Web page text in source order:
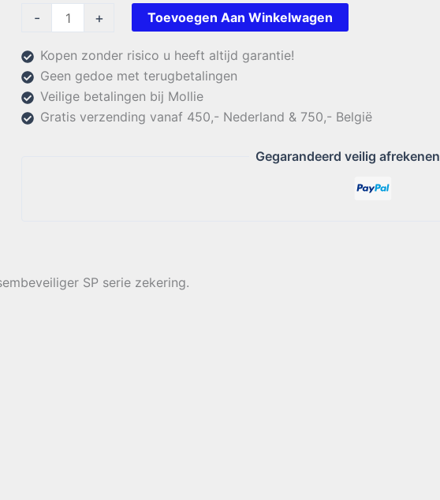
-
Diamond
Bliksembeveiliger
SP
serie
zekering
aantal
+ Toevoegen Aan Winkelwagen
Kopen zonder risico u heeft altijd garantie!
Geen gedoe met terugbetalingen
Veilige betalingen bij Mollie
Gratis verzending vanaf 450,- Nederland & 750,- België
Gegarandeerd veilig afrekenen
SP serie zekering.